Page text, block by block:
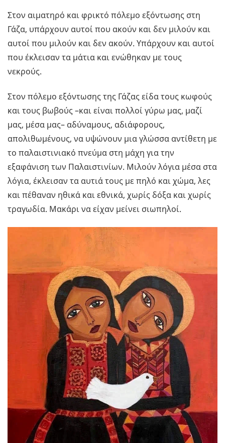
Στον αιματηρό και φρικτό πόλεμο εξόντωσης στη
Γάζα, υπάρχουν αυτοί που ακούν και δεν μιλούν και
αυτοί που μιλούν και δεν ακούν. Υπάρχουν και αυτοί
που έκλεισαν τα μάτια και ενώθηκαν με τους
νεκρούς.
Στον πόλεμο εξόντωσης της Γάζας είδα τους κωφούς
και τους βωβούς –και είναι πολλοί γύρω μας, μαζί
μας, μέσα μας– αδύναμους, αδιάφορους,
απολιθωμένους, να υψώνουν μια γλώσσα αντίθετη με
το παλαιστινιακό πνεύμα στη μάχη για την
εξαφάνιση των Παλαιστινίων. Μιλούν λόγια μέσα στα
λόγια, έκλεισαν τα αυτιά τους με πηλό και χώμα, λες
και πέθαναν ηθικά και εθνικά, χωρίς δόξα και χωρίς
τραγωδία. Μακάρι να είχαν μείνει σιωπηλοί.